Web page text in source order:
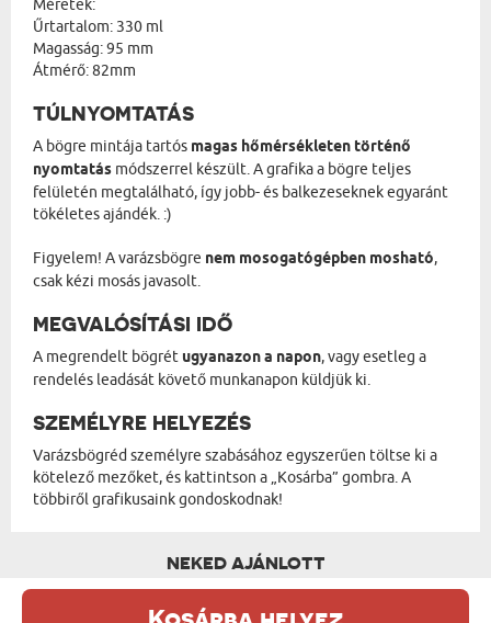
Méretek:
Űrtartalom: 330 ml
Magasság: 95 mm
Átmérő: 82mm
TÚLNYOMTATÁS
A bögre mintája tartós magas hőmérsékleten történő
nyomtatás módszerrel készült. A grafika a bögre teljes
felületén megtalálható, így jobb- és balkezeseknek egyaránt
tökéletes ajándék. :)
Figyelem! A varázsbögre nem mosogatógépben mosható,
csak kézi mosás javasolt.
MEGVALÓSÍTÁSI IDŐ
A megrendelt bögrét ugyanazon a napon, vagy esetleg a
rendelés leadását követő munkanapon küldjük ki.
SZEMÉLYRE HELYEZÉS
Varázsbögréd személyre szabásához egyszerűen töltse ki a
kötelező mezőket, és kattintson a „Kosárba” gombra. A
többiről grafikusaink gondoskodnak!
NEKED AJÁNLOTT